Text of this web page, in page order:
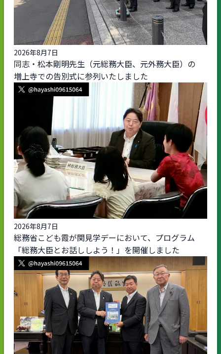
2026年8月7日
同志・松本剛明先生（元総務大臣、元外務大臣）の
増上寺での告別式に参列いたしました
2026年8月7日
総務省こども霞が関見学デーにおいて、プログラム
「総務大臣とお話ししよう！」を開催しました